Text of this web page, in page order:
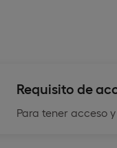
Requisito de
Para tener acceso